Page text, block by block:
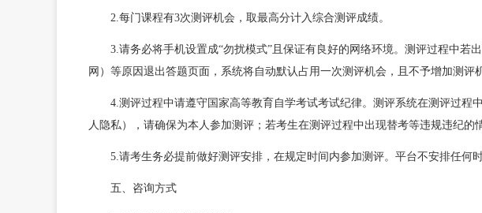
2.每门课程有3次测评机会，取最高分计入综合测评成绩。
3.请务必将手机设置成“勿扰模式”且保证有良好的网络环境。测评过程中若
网）等原因退出答题页面，系统将自动默认占用一次测评机会，且不予增加测评
4.测评过程中请遵守国家高等教育自学考试考试纪律。测评系统在测评过程
人隐私），请确保为本人参加测评；若考生在测评过程中出现替考等违规违纪的
5.请考生务必提前做好测评安排，在规定时间内参加测评。平台不安排任何
五、咨询方式